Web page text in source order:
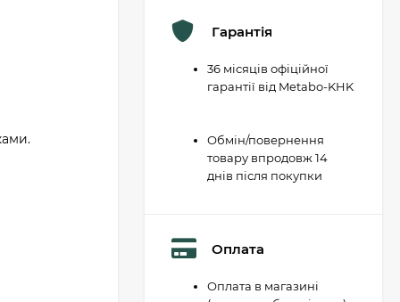
Гарантія
36 місяців офіційної
гарантії від Metabo-KHK
Обмін/повернення
товару впродовж 14
днів після покупки
Оплата
Оплата в магазині